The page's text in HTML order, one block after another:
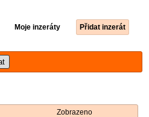
Moje inzeráty Přidat inzerát
Zobrazeno